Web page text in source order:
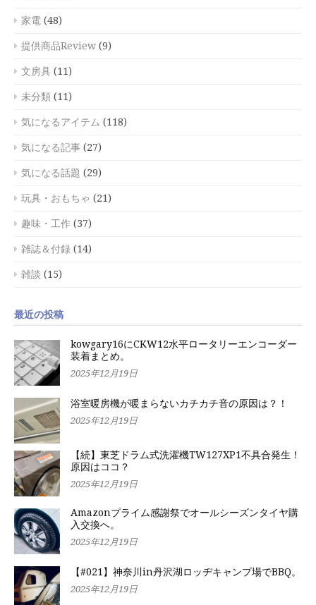
家電 (48)
提供商品Review (9)
文房具 (11)
未分類 (11)
気になるアイテム (118)
気になる記事 (27)
気になる話題 (29)
玩具・おもちゃ (21)
趣味・工作 (37)
雑誌＆付録 (14)
雑談 (15)
最近の投稿
kowgary16にCKW12水平ロータリーエンコーダー
装着まとめ。
2025年12月19日
浴室暖房機が暖まらないカチカチ音の原因は？！
2025年12月19日
【続】東芝ドラム式洗濯機TW127XP1不具合発生！
原因はココ？
2025年12月19日
Amazonプライム感謝祭でオールシーズンタイヤ購
入交換へ。
2025年12月19日
【#021】神奈川in丹沢湖ロッヂキャンプ場でBBQ。
2025年12月19日